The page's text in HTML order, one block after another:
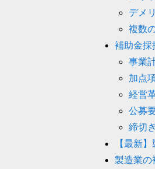
デメ
複数
補助金採
事業
加点
経営
公募
締切
【最新
製造業の